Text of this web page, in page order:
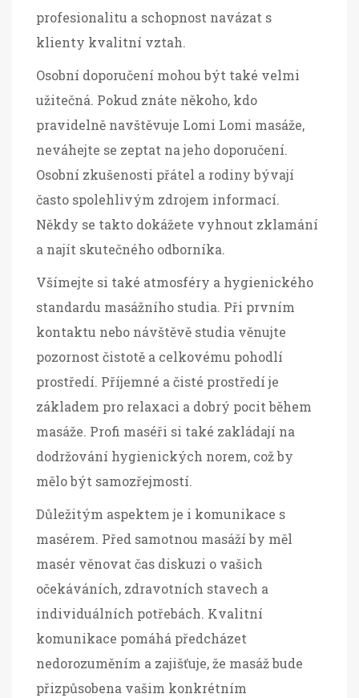
profesionalitu a schopnost navázat s
klienty kvalitní vztah.
Osobní doporučení mohou být také velmi
užitečná. Pokud znáte někoho, kdo
pravidelně navštěvuje Lomi Lomi masáže,
neváhejte se zeptat na jeho doporučení.
Osobní zkušenosti přátel a rodiny bývají
často spolehlivým zdrojem informací.
Někdy se takto dokážete vyhnout zklamání
a najít skutečného odborníka.
Všímejte si také atmosféry a hygienického
standardu masážního studia. Při prvním
kontaktu nebo návštěvě studia věnujte
pozornost čistotě a celkovému pohodlí
prostředí. Příjemné a čisté prostředí je
základem pro relaxaci a dobrý pocit během
masáže. Profi maséři si také zakládají na
dodržování hygienických norem, což by
mělo být samozřejmostí.
Důležitým aspektem je i komunikace s
masérem. Před samotnou masáží by měl
masér věnovat čas diskuzi o vašich
očekáváních, zdravotních stavech a
individuálních potřebách. Kvalitní
komunikace pomáhá předcházet
nedorozuměním a zajišťuje, že masáž bude
přizpůsobena vašim konkrétním